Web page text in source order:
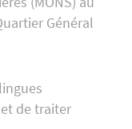
Général
de traiter